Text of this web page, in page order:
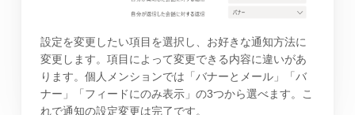
設定を変更したい項目を選択し、お好きな通知方法に
変更します。項目によって変更できる内容に違いがあ
ります。個人メンションでは「バナーとメール」「バ
ナー」「フィードにのみ表示」の3つから選べます。こ
れで通知の設定変更は完了です。